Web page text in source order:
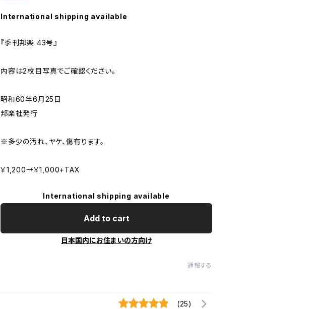
International shipping available
『季刊邦楽 43号』
内容は2枚目写真でご確認ください。
昭和60年6月25日
邦楽社発行
※多少の汚れ、ヤケ、傷有ります。
￥1,200→￥1,000+TAX
International shipping available
Add to cart
日本国内にお住まいの方向け
通報する
(25)